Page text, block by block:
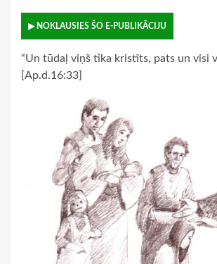
▶ NOKLAUSIES ŠO E-PUBLIKĀCIJU
“Un tūdaļ viņš tika kristīts, pats un visi
[Ap.d.16:33]